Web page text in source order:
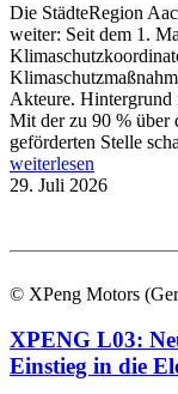
Die StädteRegion
weiter: Seit dem 1.
Akteure. Hintergrund
Mit der zu 90 % über
geförderten Stelle
weiterlesen
29. Juli 2026
© XPeng Motors
XPENG L03:
Einstieg in die